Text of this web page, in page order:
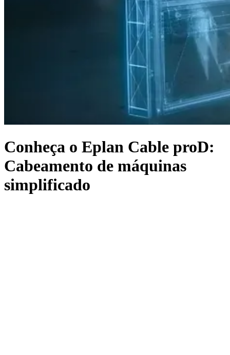
Conheça o Eplan Cable proD:
Cabeamento de máquinas
simplificado